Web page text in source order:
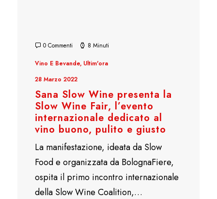
0 Commenti 8 Minuti
Vino E Bevande, Ultim'ora
28 Marzo 2022
Sana Slow Wine presenta la
Slow Wine Fair, l’evento
internazionale dedicato al
vino buono, pulito e giusto
La manifestazione, ideata da Slow
Food e organizzata da BolognaFiere,
ospita il primo incontro internazionale
della Slow Wine Coalition,…